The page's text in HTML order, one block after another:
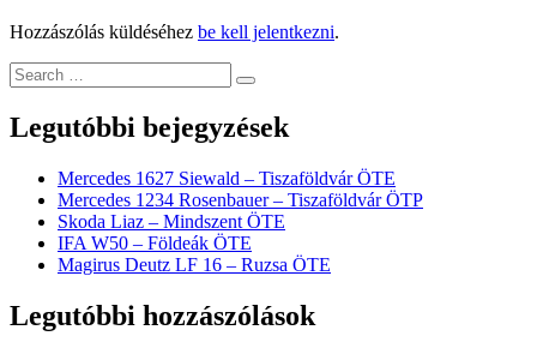
Hozzászólás küldéséhez be kell jelentkezni.
Legutóbbi bejegyzések
Mercedes 1627 Siewald – Tiszaföldvár ÖTE
Mercedes 1234 Rosenbauer – Tiszaföldvár ÖTP
Skoda Liaz – Mindszent ÖTE
IFA W50 – Földeák ÖTE
Magirus Deutz LF 16 – Ruzsa ÖTE
Legutóbbi hozzászólások